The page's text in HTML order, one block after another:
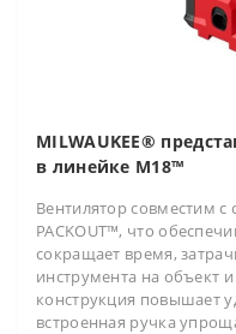
MILWAUKEE®
в линейке M18™
Вентилятор совместим с
PACKOUT™, что
сокращает время,
инструмента на объект
конструкция повышает
встроенная ручка